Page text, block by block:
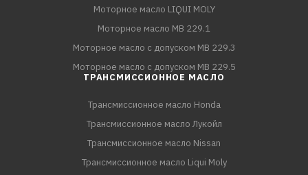
Моторное масло LIQUI MOLY
Моторное масло MB 229.1
Моторное масло с допуском MB 229.3
Моторное масло с допуском MB 229.5
ТРАНСМИССИОННОЕ МАСЛО
Трансмиссионное масло Honda
Трансмиссионное масло Лукойл
Трансмиссионное масло Nissan
Трансмиссионное масло Liqui Moly